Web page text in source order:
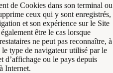
de Cookies dans son terminal ou
ceux qui y sont enregistrés,
et son expérience sur le Site
être le cas lorsque
ne peut pas reconnaître, à
type de navigateur utilisé par le
d’affichage ou le pays depuis
Internet.